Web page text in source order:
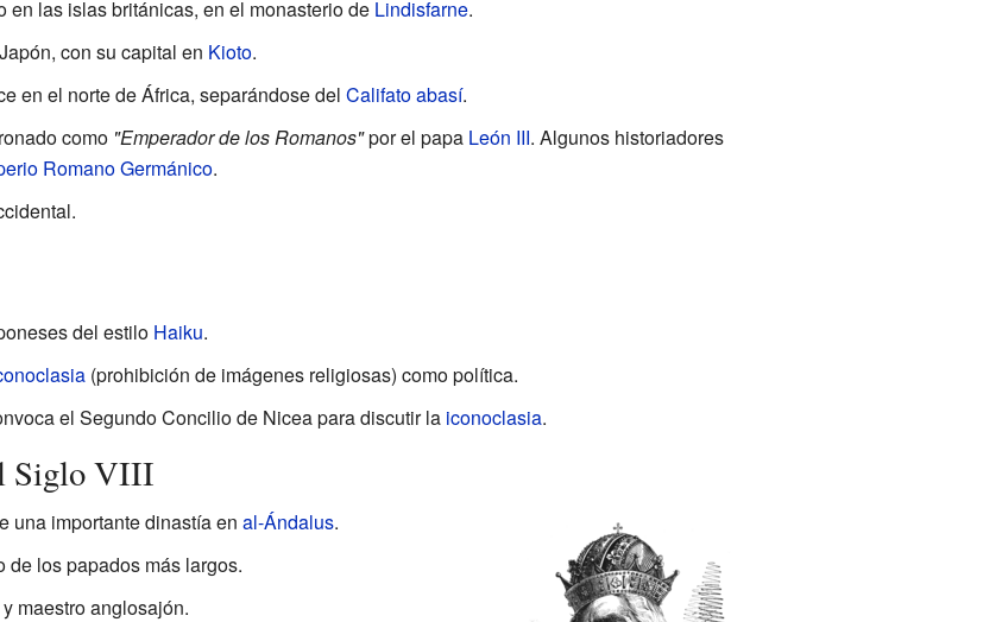
en las islas británicas, en el monasterio de Lindisfarne.
con su capital en Kioto.
en el norte de África, separándose del Califato abasí.
como "Emperador de los Romanos"por el papa León III. Algunos historiadores
Romano Germánico.
del estilo Haiku.
(prohibición de imágenes religiosas) como política.
el Segundo Concilio de Nicea para discutir la iconoclasia.
Siglo VIII
una importante dinastía en al-Ándalus.
de los papados más largos.
maestro anglosajón.